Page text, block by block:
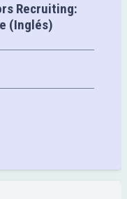
Recruiting:
(Inglés)